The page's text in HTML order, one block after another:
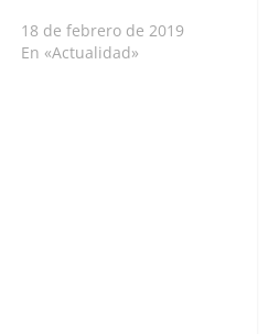
18 de febrero de 2019
En «Actualidad»